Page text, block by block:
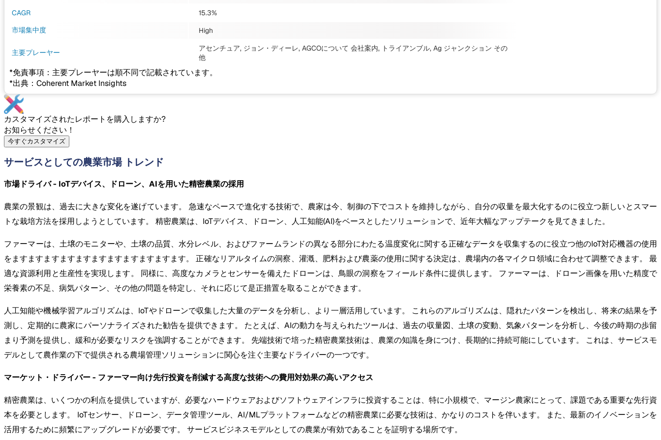
CAGR
15.3%
市場集中度
High
主要プレーヤー アセンチュア, ジョン・ディーレ, AGCOについて 会社案内, トライアンブル, Ag ジャンクション その
他
*免責事項：主要プレーヤーは順不同で記載されています。
*出典：Coherent Market Insights
カスタマイズされたレポートを購入しますか?
お知らせください！
今すぐカスタマイズ
サービスとしての農業市場 トレンド
市場ドライバ - IoTデバイス、ドローン、AIを用いた精密農業の採用
農業の景観は、過去に大きな変化を遂げています。 急速なペースで進化する技術で、農家は今、制御の下でコストを維持しながら、自分の収量を最大化するのに役立つ新しいとスマー
トな栽培方法を採用しようとしています。 精密農業は、IoTデバイス、ドローン、人工知能(AI)をベースとしたソリューションで、近年大幅なアップテークを見てきました。
ファーマーは、土壌のモニターや、土壌の品質、水分レベル、およびファームランドの異なる部分にわたる温度変化に関する正確なデータを収集するのに役立つ他のIoT対応機器の使用
をますますますますますますますますますますます。 正確なリアルタイムの洞察、灌漑、肥料および農薬の使用に関する決定は、農場内の各マイクロ領域に合わせて調整できます。 最
適な資源利用と生産性を実現します。 同様に、高度なカメラとセンサーを備えたドローンは、鳥眼の洞察をフィールド条件に提供します。 ファーマーは、ドローン画像を用いた精度で
栄養素の不足、病気パターン、その他の問題を特定し、それに応じて是正措置を取ることができます。
人工知能や機械学習アルゴリズムは、IoTやドローンで収集した大量のデータを分析し、より一層活用しています。 これらのアルゴリズムは、隠れたパターンを検出し、将来の結果を予
測し、定期的に農家にパーソナライズされた勧告を提供できます。 たとえば、AIの動力を与えられたツールは、過去の収量図、土壌の変動、気象パターンを分析し、今後の時期の歩留
まり予測を提供し、緩和が必要なリスクを強調することができます。 先端技術で培った精密農業技術は、農業の知識を身につけ、長期的に持続可能にしています。 これは、サービスモ
デルとして農作業の下で提供される農場管理ソリューションに関心を注ぐ主要なドライバーの一つです。
マーケット・ドライバー - ファーマー向け先行投資を削減する高度な技術への費用対効果の高いアクセス
精密農業は、いくつかの利点を提供していますが、必要なハードウェアおよびソフトウェアインフラに投資することは、特に小規模で、マージン農家にとって、課題である重要な先行資
本を必要とします。 IoTセンサー、ドローン、データ管理ツール、AI/MLプラットフォームなどの精密農業に必要な技術は、かなりのコストを伴います。 また、最新のイノベーションを
活用するために頻繁にアップグレードが必要です。 サービスビジネスモデルとしての農業が有効であることを証明する場所です。